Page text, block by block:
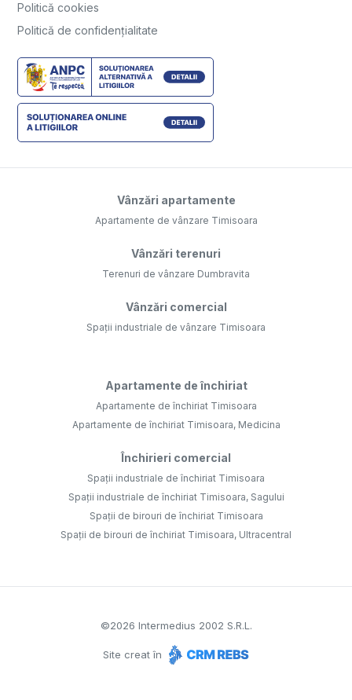
Politică cookies
Politică de confidențialitate
Vânzări apartamente
Apartamente de vânzare Timisoara
Vânzări terenuri
Terenuri de vânzare Dumbravita
Vânzări comercial
Spații industriale de vânzare Timisoara
Apartamente de închiriat
Apartamente de închiriat Timisoara
Apartamente de închiriat Timisoara, Medicina
Închirieri comercial
Spații industriale de închiriat Timisoara
Spații industriale de închiriat Timisoara, Sagului
Spații de birouri de închiriat Timisoara
Spații de birouri de închiriat Timisoara, Ultracentral
©2026 Intermedius 2002 S.R.L.
Site creat în